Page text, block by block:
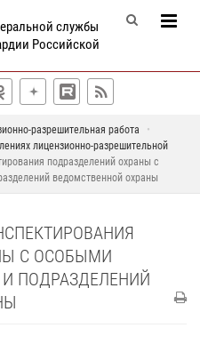
службы
Российской
разрешительная работа
лицензионно-разрешительной
подразделений охраны с
ведомственной охраны
С ОСОБЫМИ
ПОДРАЗДЕЛЕНИЙ